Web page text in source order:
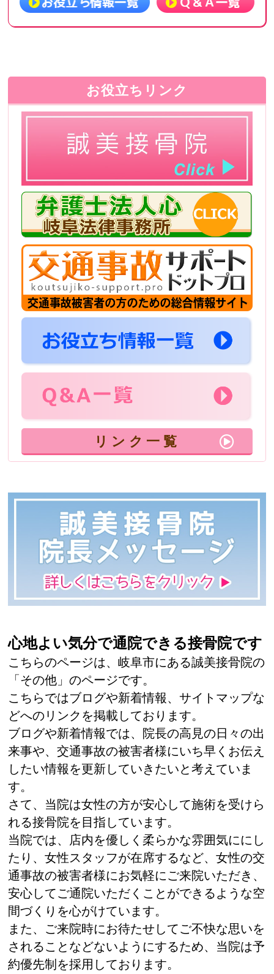
お役立ちリンク
リンク一覧
心地よい気分で通院できる接骨院です
こちらのページは、岐阜市にある誠美接骨院の
「その他」のページです。
こちらではブログや新着情報、サイトマップな
どへのリンクを掲載しております。
ブログや新着情報では、院長の高見の日々の出
来事や、交通事故の被害者様にいち早くお伝え
したい情報を更新していきたいと考えていま
す。
さて、当院は女性の方が安心して施術を受けら
れる接骨院を目指しています。
当院では、店内を優しく柔らかな雰囲気ににし
たり、女性スタッフが在席するなど、女性の交
通事故の被害者様にお気軽にご来院いただき、
安心してご通院いただくことができるような空
間づくりを心がけています。
また、ご来院時にお待たせしてご不快な思いを
されることなどないようにするため、当院は予
約優先制を採用しております。